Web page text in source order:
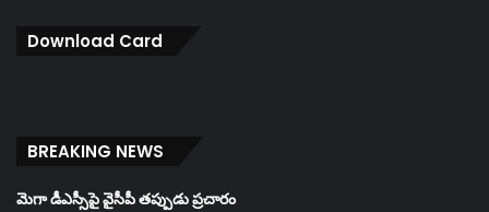
Download Card
BREAKING NEWS
మెగా డీఎస్సీపై వైసీపీ తప్పుడు ప్రచారం